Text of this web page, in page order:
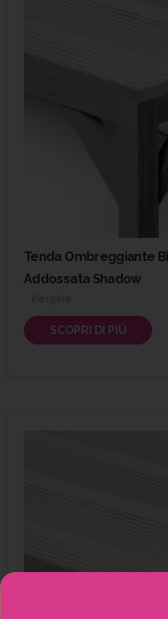
Tenda Ombreggiante
Addossata Shadow
SCOPRI DI PIÙ